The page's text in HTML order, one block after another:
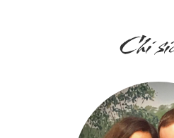
Chi